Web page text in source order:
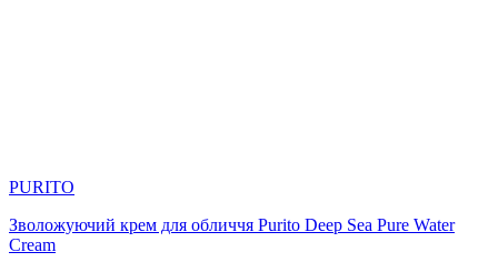
PURITO
Зволожуючий крем для обличчя Purito Deep Sea Pure Water
Cream